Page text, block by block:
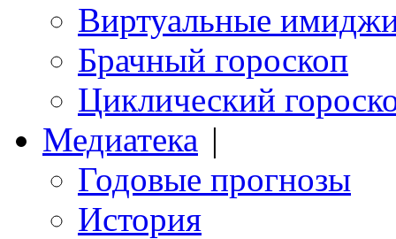
Виртуальные
Брачный гороскоп
Циклический
Медиатека |
Годовые прогнозы
История